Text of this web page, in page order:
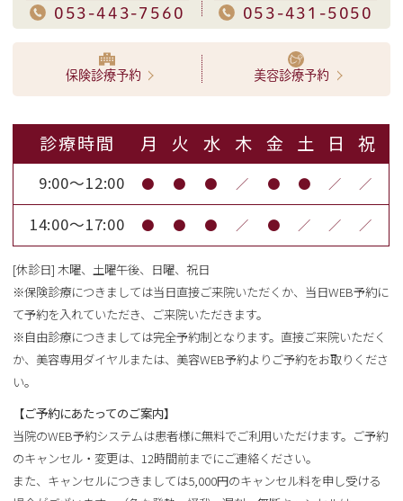
053-443-7560 053-431-5050
保険診療予約 美容診療予約
診療時間 月 火 水 木 金 土 日 祝
9:00～12:00 ● ● ● ／ ● ● ／ ／
14:00～17:00 ● ● ● ／ ● ／ ／ ／
[休診日] 木曜、土曜午後、日曜、祝日
※保険診療につきましては当日直接ご来院いただくか、当日WEB予約に
て予約を入れていただき、ご来院いただきます。
※自由診療につきましては完全予約制となります。直接ご来院いただく
か、美容専用ダイヤルまたは、美容WEB予約よりご予約をお取りくださ
い。
【ご予約にあたってのご案内】
当院のWEB予約システムは患者様に無料でご利用いただけます。ご予約
のキャンセル・変更は、12時間前までにご連絡ください。
また、キャンセルにつきましては5,000円のキャンセル料を申し受ける